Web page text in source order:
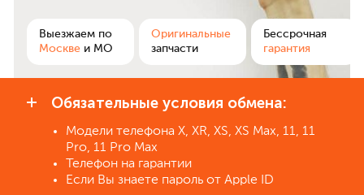
Выезжаем по
Москве и МО
Оригинальные
запчасти
Бессрочная
гарантия
Обязательные условия обмена:
Модели телефона X, XR, XS, XS Max, 11, 11
Pro, 11 Pro Max
Телефон на гарантии
Если Вы знаете пароль от Apple ID